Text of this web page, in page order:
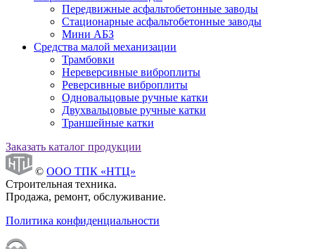
Передвижные асфальтобетонные заводы
Стационарные асфальтобетонные заводы
Мини АБЗ
Средства малой механизации
Трамбовки
Нереверсивные виброплиты
Реверсивные виброплиты
Одновальцовые ручные катки
Двухвальцовые ручные катки
Траншейные катки
Заказать каталог продукции
© ООО ТПК «НТЦ»
Строительная техника.
Продажа, ремонт, обслуживание.
Политика конфиденциальности